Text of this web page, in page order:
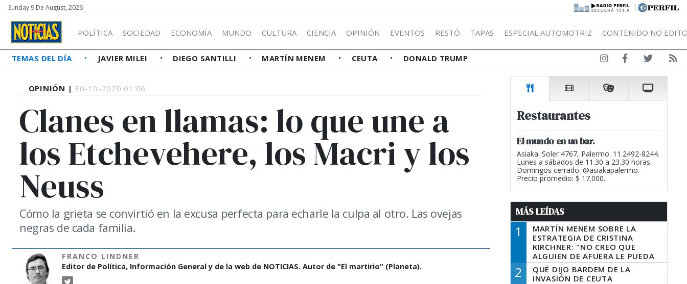
Sunday 9 De August, 2026 |
POLÍTICA SOCIEDAD ECONOMÍA MUNDO CULTURA CIENCIA OPINIÓN EVENTOS RESTÓ TAPAS ESPECIAL AUTOMOTRIZ CONTENIDO NO
TEMAS DEL DÍA JAVIER MILEI DIEGO SANTILLI MARTÍN MENEM CEUTA DONALD TRUMP
OPINIÓN |30-10-2020 01:06
Clanes en llamas: lo que une a
los Etchevehere, los Macri y los
Neuss
Cómo la grieta se convirtió en la excusa perfecta para echarle la culpa al otro. Las ovejas
negras de cada familia.
FRANCO LINDNER
Editor de Política, Información General y de la web de NOTICIAS. Autor de "El martirio" (Planeta).
Restaurantes
El mundo en un bar.
Asiaka. Soler 4767, Palermo. 11.2492-8244.
Lunes a sábados de 11.30 a 23.30 horas.
Domingos cerrado. @asiakapalermo.
Precio promedio: $ 17.000.
MÁS LEÍDAS
1
MARTÍN MENEM SOBRE LA
ESTRATEGIA DE CRISTINA
KIRCHNER: "NO CREO QUE
ALGUIEN DE AFUERA LE PUEDA
DECIR A LA JUSTICIA LO QUE
TIENE QUE HACER"
2
QUÉ DIJO BARDEM DE LA
INVASIÓN DE CEUTA